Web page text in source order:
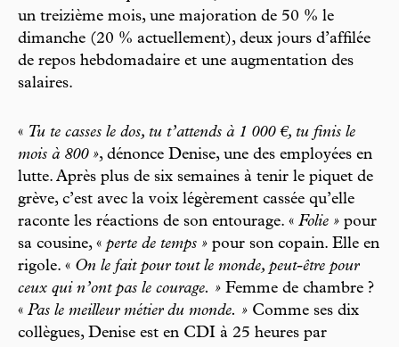
un treizième mois, une majoration de 50 % le
dimanche (20 % actuellement), deux jours d’affilée
de repos hebdomadaire et une augmentation des
salaires.
« Tu te casses le dos, tu t’attends à 1 000 €, tu finis le
mois à 800 », dénonce Denise, une des employées en
lutte. Après plus de six semaines à tenir le piquet de
grève, c’est avec la voix légèrement cassée qu’elle
raconte les réactions de son entourage. « Folie » pour
sa cousine, « perte de temps » pour son copain. Elle en
rigole. « On le fait pour tout le monde, peut-être pour
ceux qui n’ont pas le courage. » Femme de chambre ?
« Pas le meilleur métier du monde. » Comme ses dix
collègues, Denise est en CDI à 25 heures par